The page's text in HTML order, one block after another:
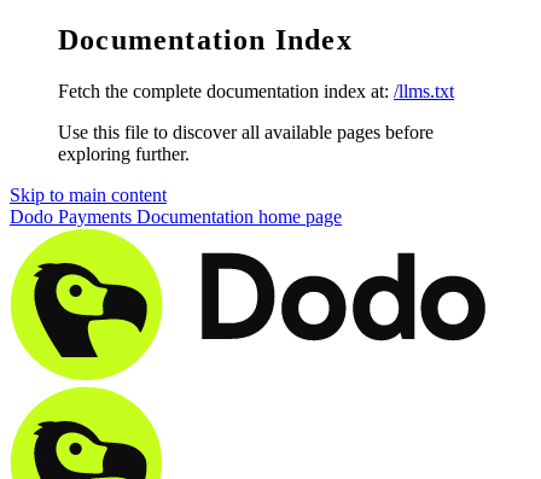
Documentation Index
Fetch the complete documentation index at: /llms.txt
Use this file to discover all available pages before
exploring further.
Skip to main content
Dodo Payments Documentation home page